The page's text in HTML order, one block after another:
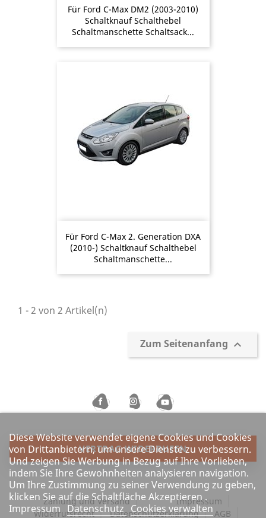
Für Ford C-Max DM2 (2003-2010)
Schaltknauf Schalthebel
Schaltmanschette Schaltsack...
Für Ford C-Max 2. Generation DXA
(2010-) Schaltknauf Schalthebel
Schaltmanschette...
1 - 2 von 2 Artikel(n)
Zum Seitenanfang 
Diese Website verwendet eigene Cookies und Cookies
von Drittanbietern, um unsere Dienste zu verbessern.
Und zeigen Sie Werbung in Bezug auf Ihre Vorlieben,
indem Sie Ihre Gewohnheiten analysieren navigation.
Um Ihre Zustimmung zu seiner Verwendung zu geben,
klicken Sie auf die Schaltfläche Akzeptieren .
Impressum Datenschutz Cookies verwalten
VERTRAG WIDERRUFEN
Zahlung und Versand
Impressum
Widerrufsrecht
Datenschutzerklärung AGB